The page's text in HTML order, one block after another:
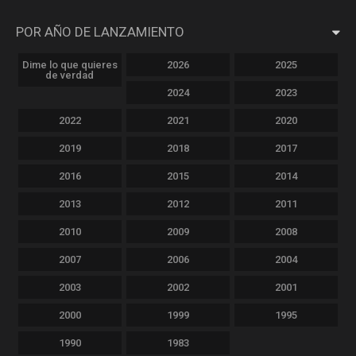
POR AÑO DE LANZAMIENTO
Dime lo que quieres
de verdad
2026 2025
2024 2023
2022 2021 2020
2019 2018 2017
2016 2015 2014
2013 2012 2011
2010 2009 2008
2007 2006 2004
2003 2002 2001
2000 1999 1995
1990 1983